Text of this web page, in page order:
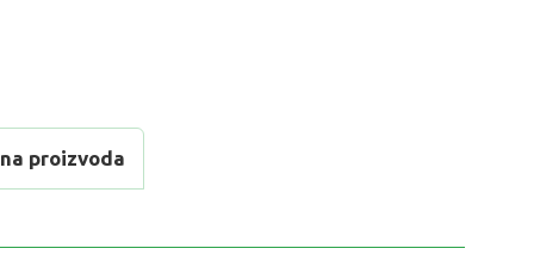
proizvoda